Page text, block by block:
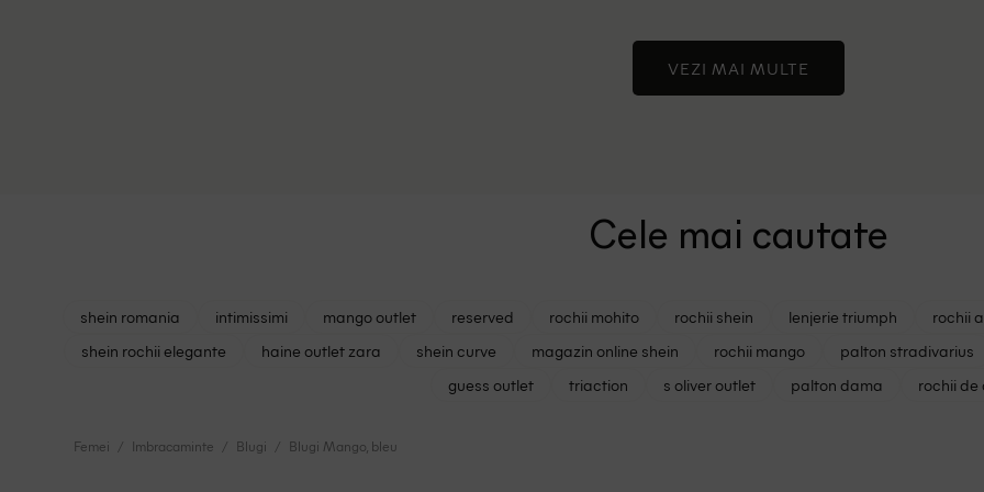
VEZI MAI MULTE
Cele mai cautate
shein romania intimissimi mango outlet reserved rochii mohito rochii shein lenjerie triumph
rochii
shein rochii elegante
haine outlet zara shein curve magazin online shein rochii mango
palton stradivarius
guess outlet
triaction s oliver outlet palton dama rochii de
Femei Imbracaminte Blugi Blugi Mango, bleu